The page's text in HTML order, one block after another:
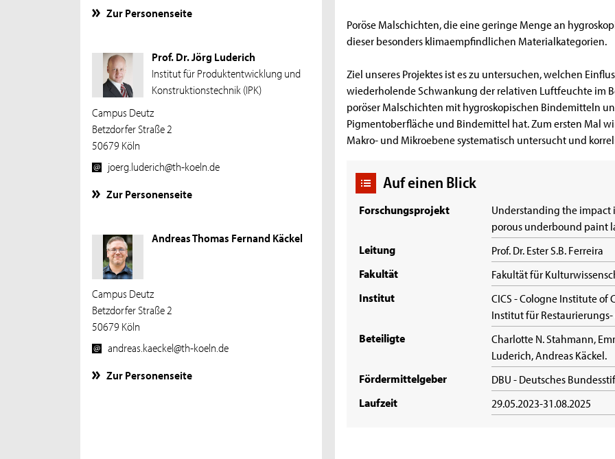
Zur Personenseite
Prof. Dr. Jörg Luderich
Institut für Produktentwicklung und
Konstruktionstechnik (IPK)
Campus Deutz
Betzdorfer Straße 2
50679 Köln
joerg.luderich@th-koeln.de
Zur Personenseite
Andreas Thomas Fernand Käckel
Campus Deutz
Betzdorfer Straße 2
50679 Köln
andreas.kaeckel@th-koeln.de
Zur Personenseite
Poröse Malschichten, die eine geringe Menge an
dieser besonders klimaempfindlichen Materialkategorien.
Ziel unseres Projektes ist es zu untersuchen, welchen
wiederholende Schwankung der relativen Luftfeuchte im
poröser Malschichten mit hygroskopischen Bindemitteln
Pigmentoberfläche und Bindemittel hat. Zum ersten Mal
Makro- und Mikroebene systematisch untersucht und
Auf einen Blick
Forschungsprojekt
Understanding the
porous underbound paint
Leitung
Prof. Dr. Ester S.B. Ferreira
Fakultät
Fakultät für
Institut
CICS - Cologne Institute of
Institut für
Beteiligte
Charlotte N. Stahmann,
Luderich, Andreas Käckel.
Fördermittelgeber
DBU - Deutsches
Laufzeit
29.05.2023-31.08.2025